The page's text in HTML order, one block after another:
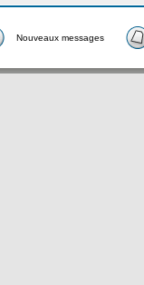
Nouveaux messages